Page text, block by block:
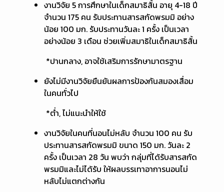
งานวิจัย 5 การศึกษาในเด็กสมาธิสั้น อายุ 4-18 ปี
จำนวน 175 คน รับประทานสารสกัดพรมมิ อย่าง
น้อย 100 มก. รับประทานวันละ 1 ครั้ง เป็นเวลา
อย่างน้อย 3 เดือน ช่วยเพิ่มสมาธิในเด็กสมาธิสั้น
*ปานกลาง, อาจใช้เสริมการรักษามาตรฐาน
ยังไม่มีงานวิจัยยืนยันผลการป้องกันสมองเสื่อม
ในคนทั่วไป
*ต่ำ, ไม่แนะนำให้ใช้
งานวิจัยในคนที่นอนไม่หลับ จำนวน 100 คน รับ
ประทานสารสกัดพรมมิ ขนาด 150 มก. วันละ 2
ครั้ง เป็นเวลา 28 วัน พบว่า กลุ่มที่ได้รับสารสกัด
พรมมิและไม่ได้รับ ให้ผลบรรเทาอาการนอนไม่
หลับไม่แตกต่างกัน